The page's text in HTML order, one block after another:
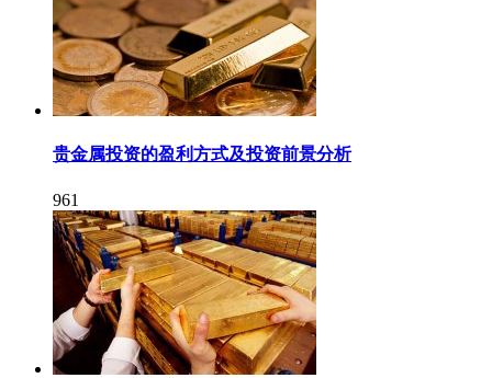
贵金属投资的盈利方式及投资前景分析
961